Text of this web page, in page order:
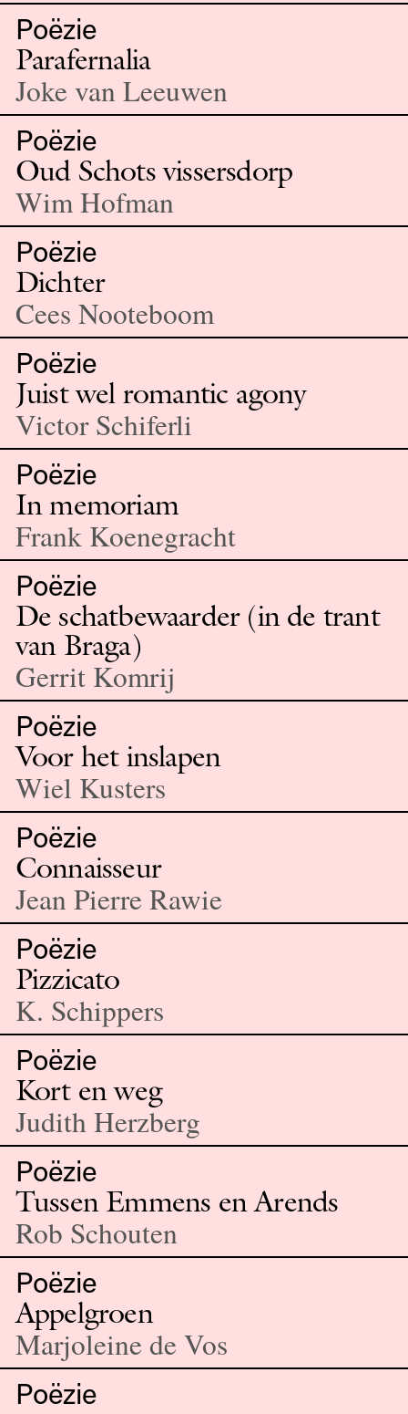
Poëzie
Parafernalia
Joke van Leeuwen
Poëzie
Oud Schots vissersdorp
Wim Hofman
Poëzie
Dichter
Cees Nooteboom
Poëzie
Juist wel romantic agony
Victor Schiferli
Poëzie
In memoriam
Frank Koenegracht
Poëzie
De schatbewaarder (in de trant
van Braga)
Gerrit Komrij
Poëzie
Voor het inslapen
Wiel Kusters
Poëzie
Connaisseur
Jean Pierre Rawie
Poëzie
Pizzicato
K. Schippers
Poëzie
Kort en weg
Judith Herzberg
Poëzie
Tussen Emmens en Arends
Rob Schouten
Poëzie
Appelgroen
Marjoleine de Vos
Poëzie